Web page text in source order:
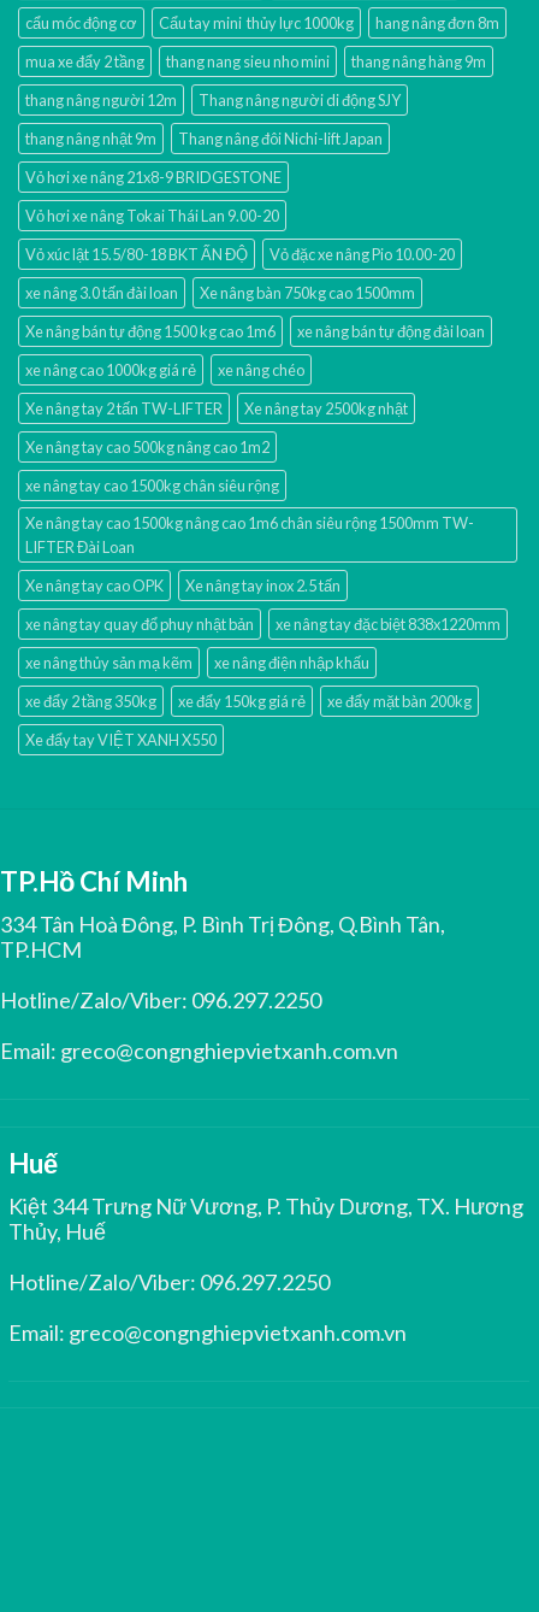
cẩu móc động cơ
Cẩu tay mini thủy lực 1000kg
hang nâng đơn 8m
mua xe đẩy 2 tầng
thang nang sieu nho mini
thang nâng hàng 9m
thang nâng người 12m
Thang nâng người di động SJY
thang nâng nhật 9m
Thang nâng đôi Nichi-lift Japan
Vỏ hơi xe nâng 21x8-9 BRIDGESTONE
Vỏ hơi xe nâng Tokai Thái Lan 9.00-20
Vỏ xúc lật 15.5/80-18 BKT ẤN ĐỘ
Vỏ đặc xe nâng Pio 10.00-20
xe nâng 3.0 tấn đài loan
Xe nâng bàn 750kg cao 1500mm
Xe nâng bán tự động 1500 kg cao 1m6
xe nâng bán tự động đài loan
xe nâng cao 1000kg giá rẻ
xe nâng chéo
Xe nâng tay 2 tấn TW-LIFTER
Xe nâng tay 2500kg nhật
Xe nâng tay cao 500kg nâng cao 1m2
xe nâng tay cao 1500kg chân siêu rộng
Xe nâng tay cao 1500kg nâng cao 1m6 chân siêu rộng 1500mm TW-
LIFTER Đài Loan
Xe nâng tay cao OPK
Xe nâng tay inox 2.5 tấn
xe nâng tay quay đổ phuy nhật bản
xe nâng tay đặc biệt 838x1220mm
xe nâng thủy sản mạ kẽm
xe nâng điện nhập khấu
xe đẩy 2 tầng 350kg
xe đẩy 150kg giá rẻ
xe đẩy mặt bàn 200kg
Xe đẩy tay VIỆT XANH X550
TP.Hồ Chí Minh
334 Tân Hoà Đông, P. Bình Trị Đông, Q.Bình Tân,
TP.HCM
Hotline/Zalo/Viber: 096.297.2250
Email: greco@congnghiepvietxanh.com.vn
Huế
Kiệt 344 Trưng Nữ Vương, P. Thủy Dương, TX. Hương
Thủy, Huế
Hotline/Zalo/Viber: 096.297.2250
Email: greco@congnghiepvietxanh.com.vn